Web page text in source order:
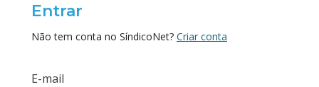
Entrar
Não tem conta no SíndicoNet? Criar conta
E-mail